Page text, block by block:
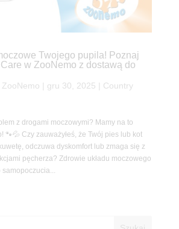
Twojego pupila! Poznaj
w ZooNemo z dostawą do
ZooNemo gru 30, 2025
Country
z drogami moczowymi? Mamy na to
🐾💦 Czy zauważyłeś, że Twój pies lub kot
odczuwa dyskomfort lub zmaga się z
pęcherza? Zdrowie układu moczowego